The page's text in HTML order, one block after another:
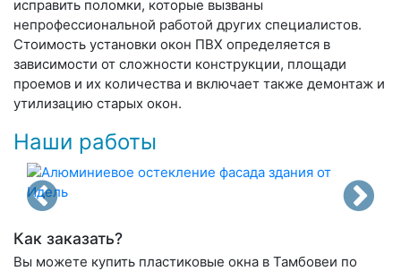
исправить поломки, которые вызваны
непрофессиональной работой других специалистов.
Стоимость установки окон ПВХ определяется в
зависимости от сложности конструкции, площади
проемов и их количества и включает также демонтаж и
утилизацию старых окон.
Наши работы
Как заказать?
Вы можете купить пластиковые окна в Тамбовеи по